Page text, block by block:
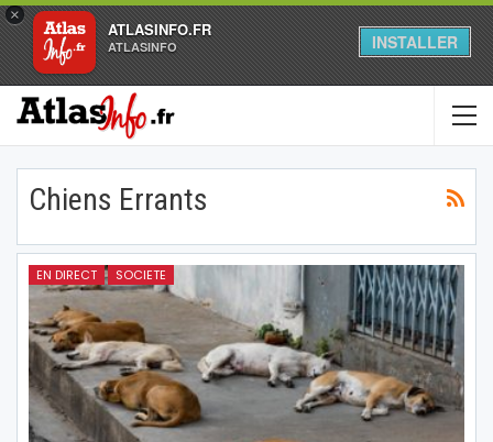
×
ATLASINFO.FR
ATLASINFO INSTALLER
Chiens Errants
EN DIRECT SOCIETE